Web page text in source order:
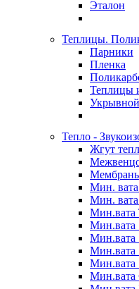
Эталон
Теплицы.
Парники
Пленка
Теплицы
Тепло -
Жгут
Мин.
Мин.
Мин.вата